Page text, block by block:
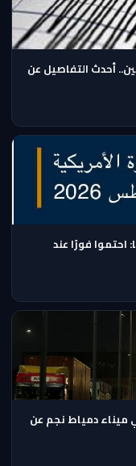
أحدث التفاصيل عن
احتموا فورًا عند
ميناء دمياط نجم عن